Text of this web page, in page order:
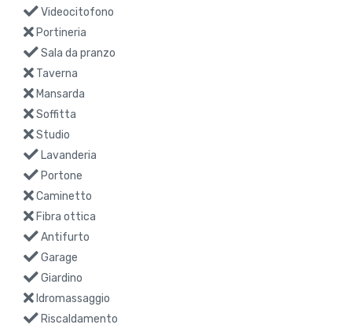
Videocitofono
Portineria
Sala da pranzo
Taverna
Mansarda
Soffitta
Studio
Lavanderia
Portone
Caminetto
Fibra ottica
Antifurto
Garage
Giardino
Idromassaggio
Riscaldamento